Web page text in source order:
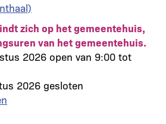
zich op het gemeentehuis,
van het gemeentehuis.
2026 open van 9:00 tot
2026 gesloten